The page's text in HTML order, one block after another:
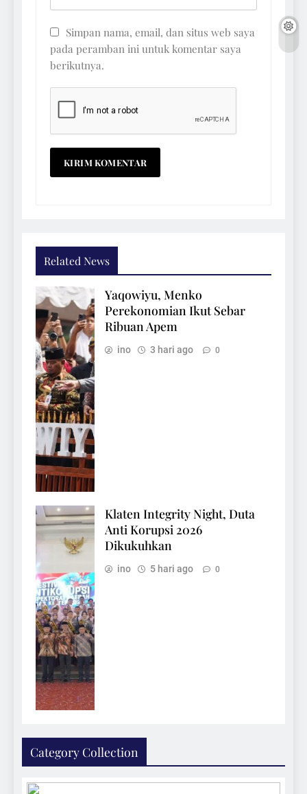
Simpan nama, email, dan situs web saya
pada peramban ini untuk komentar saya
berikutnya.
Related News
Yaqowiyu, Menko
Perekonomian Ikut Sebar
Ribuan Apem
ino 3 hari ago 0
Klaten Integrity Night, Duta
Anti Korupsi 2026
Dikukuhkan
ino 5 hari ago 0
Category Collection